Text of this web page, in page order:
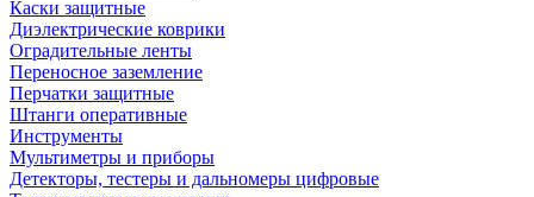
Каски защитные
Диэлектрические коврики
Оградительные ленты
Переносное заземление
Перчатки защитные
Штанги оперативные
Инструменты
Мультиметры и приборы
Детекторы, тестеры и дальномеры цифровые